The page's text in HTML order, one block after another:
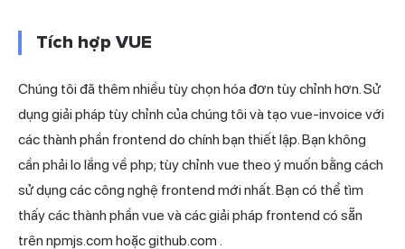
Tích hợp VUE
Chúng tôi đã thêm nhiều tùy chọn hóa đơn tùy chỉnh hơn. Sử
dụng giải pháp tùy chỉnh của chúng tôi và tạo vue-invoice với
các thành phần frontend do chính bạn thiết lập. Bạn không
cần phải lo lắng về php; tùy chỉnh vue theo ý muốn bằng cách
sử dụng các công nghệ frontend mới nhất. Bạn có thể tìm
thấy các thành phần vue và các giải pháp frontend có sẵn
trên npmjs.com hoặcgithub.com .